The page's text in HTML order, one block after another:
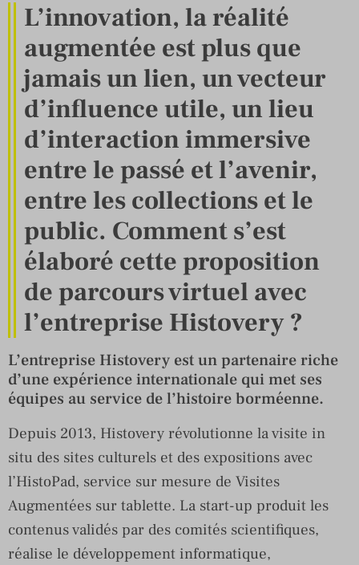
L’innovation, la réalité
augmentée est plus que
jamais un lien, un vecteur
d’influence utile, un lieu
d’interaction immersive
entre le passé et l’avenir,
entre les collections et le
public. Comment s’est
élaboré cette proposition
de parcours virtuel avec
l’entreprise Histovery ?
L’entreprise Histovery est un partenaire riche
d’une expérience internationale qui met ses
équipes au service de l’histoire borméenne.
Depuis 2013, Histovery révolutionne la visite in
situ des sites culturels et des expositions avec
l’HistoPad, service sur mesure de Visites
Augmentées sur tablette. La start-up produit les
contenus validés par des comités scientifiques,
réalise le développement informatique,